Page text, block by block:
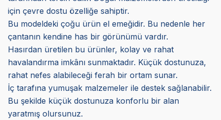
için çevre dostu özelliğe sahiptir.
Bu modeldeki çoğu ürün el emeğidir. Bu nedenle her
çantanın kendine has bir görünümü vardır.
Hasırdan üretilen bu ürünler, kolay ve rahat
havalandırma imkânı sunmaktadır. Küçük dostunuza,
rahat nefes alabileceği ferah bir ortam sunar.
İç tarafına yumuşak malzemeler ile destek sağlanabilir.
Bu şekilde küçük dostunuza konforlu bir alan
yaratmış olursunuz.